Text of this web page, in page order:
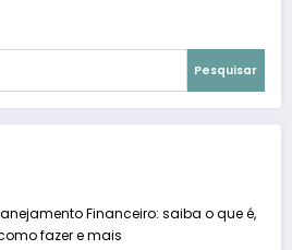
Pesquisar
Financeiro: saiba o que é,
fazer e mais